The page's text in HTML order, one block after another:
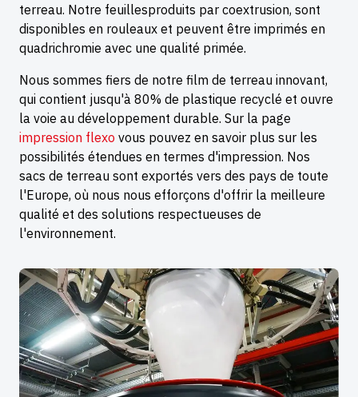
terreau. Notre feuillesproduits par coextrusion, sont
disponibles en rouleaux et peuvent être imprimés en
quadrichromie avec une qualité primée.
Nous sommes fiers de notre film de terreau innovant,
qui contient jusqu'à 80% de plastique recyclé et ouvre
la voie au développement durable. Sur la page
impression flexo vous pouvez en savoir plus sur les
possibilités étendues en termes d'impression. Nos
sacs de terreau sont exportés vers des pays de toute
l'Europe, où nous nous efforçons d'offrir la meilleure
qualité et des solutions respectueuses de
l'environnement.